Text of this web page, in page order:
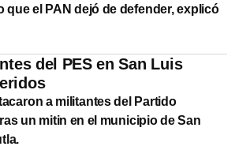
que el PAN dejó de defender, explicó
del PES en San Luis
a militantes del Partido
un mitin en el municipio de San